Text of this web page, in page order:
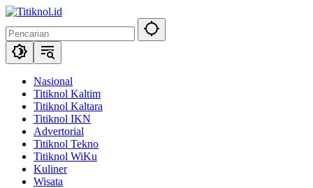
Langsung
konten
Nasional
Titiknol Kaltim
Titiknol Kaltara
Titiknol IKN
Advertorial
Titiknol Tekno
Titiknol WiKu
Kuliner
Wisata